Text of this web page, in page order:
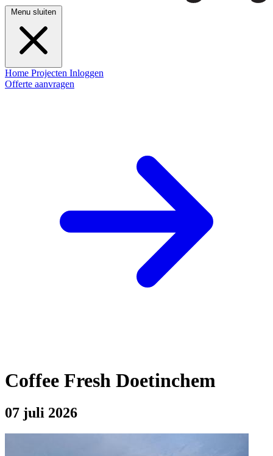
Menu sluiten
Home Projecten Inloggen
Offerte aanvragen
Coffee Fresh Doetinchem
07 juli 2026